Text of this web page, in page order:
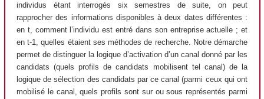
individus étant interrogés six semestres de suite, on peut
rapprocher des informations disponibles à deux dates différentes :
en t, comment l’individu est entré dans son entreprise actuelle ; et
en t-1, quelles étaient ses méthodes de recherche. Notre démarche
permet de distinguer la logique d’activation d’un canal donné par les
candidats (quels profils de candidats mobilisent tel canal) de la
logique de sélection des candidats par ce canal (parmi ceux qui ont
mobilisé le canal, quels profils sont sur ou sous représentés parmi